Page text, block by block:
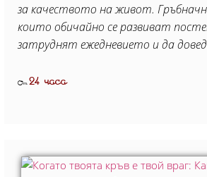
за качеството на живот.
които обичайно се развиват
затруднят ежедневието и да
От24 часа